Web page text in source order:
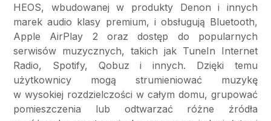
HEOS, wbudowanej w produkty Denon i innych
marek audio klasy premium, i obsługują Bluetooth,
Apple AirPlay 2 oraz dostęp do popularnych
serwisów muzycznych, takich jak TuneIn Internet
Radio, Spotify, Qobuz i innych. Dzięki temu
użytkownicy mogą strumieniować muzykę
w wysokiej rozdzielczości w całym domu, grupować
pomieszczenia lub odtwarzać różne źródła